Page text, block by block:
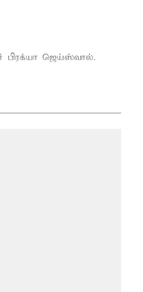
பிரக்யா ஜெய்ஸ்வால்.